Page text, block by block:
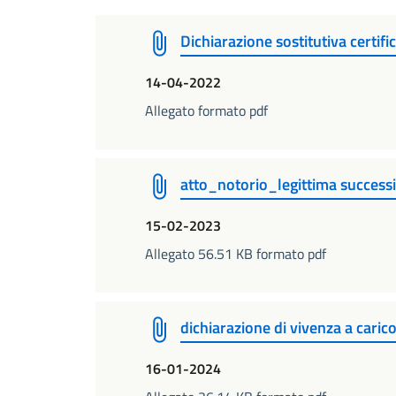
Dichiarazione sostitutiva
14-04-2022
Allegato formato pdf
atto_notorio_legittima
15-02-2023
Allegato 56.51 KB formato pdf
dichiarazione di vivenza a carico
16-01-2024